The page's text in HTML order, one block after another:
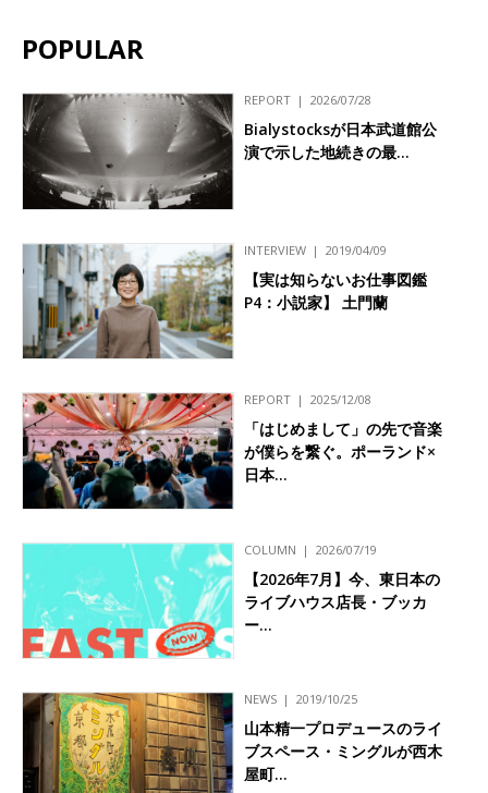
POPULAR
REPORT 2026/07/28
Bialystocksが日本武道館公
演で示した地続きの最…
INTERVIEW 2019/04/09
【実は知らないお仕事図鑑
P4：小説家】 土門蘭
REPORT 2025/12/08
「はじめまして」の先で音楽
が僕らを繋ぐ。ポーランド×
日本…
COLUMN 2026/07/19
【2026年7月】今、東日本の
ライブハウス店長・ブッカ
ー…
NEWS 2019/10/25
山本精一プロデュースのライ
ブスペース・ミングルが西木
屋町…